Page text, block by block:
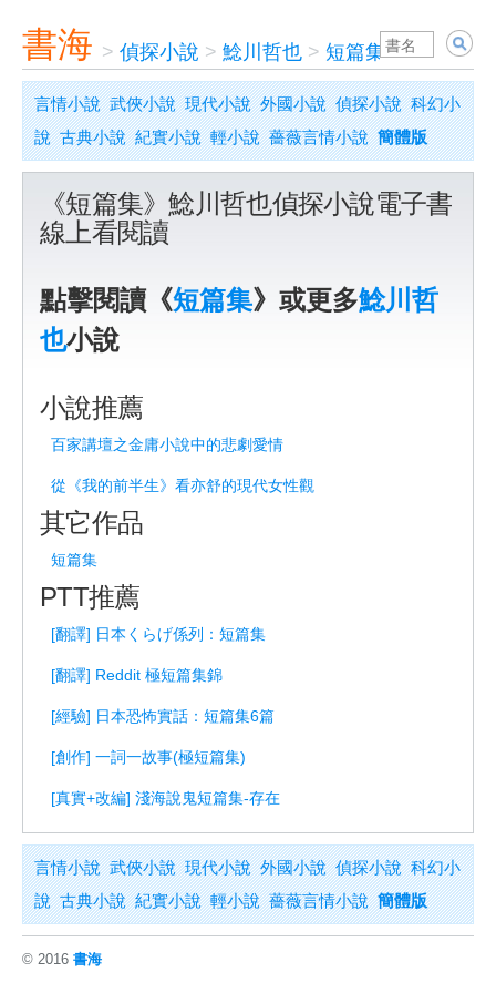
書海 > 偵探小說 > 鯰川哲也 > 短篇集
言情小說 武俠小說 現代小說 外國小說 偵探小說 科幻小
說 古典小說 紀實小說 輕小說 薔薇言情小說 簡體版
《短篇集》鯰川哲也偵探小說電子書
線上看閱讀
點擊閱讀《短篇集》或更多鯰川哲
也小說
小說推薦
百家講壇之金庸小說中的悲劇愛情
從《我的前半生》看亦舒的現代女性觀
其它作品
短篇集
PTT推薦
[翻譯] 日本くらげ係列：短篇集
[翻譯] Reddit 極短篇集錦
[經驗] 日本恐怖實話：短篇集6篇
[創作] 一詞一故事(極短篇集)
[真實+改編] 淺海說鬼短篇集-存在
言情小說 武俠小說 現代小說 外國小說 偵探小說 科幻小
說 古典小說 紀實小說 輕小說 薔薇言情小說 簡體版
© 2016 書海